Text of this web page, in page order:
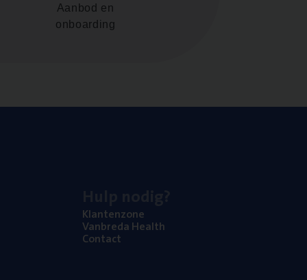
Aanbod en
onboarding
Klan­ten­zo­ne
Van­b­re­da Health
Con­tact